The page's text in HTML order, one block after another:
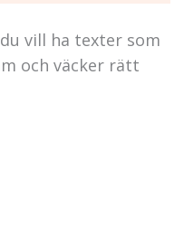
vill ha texter som
och väcker rätt